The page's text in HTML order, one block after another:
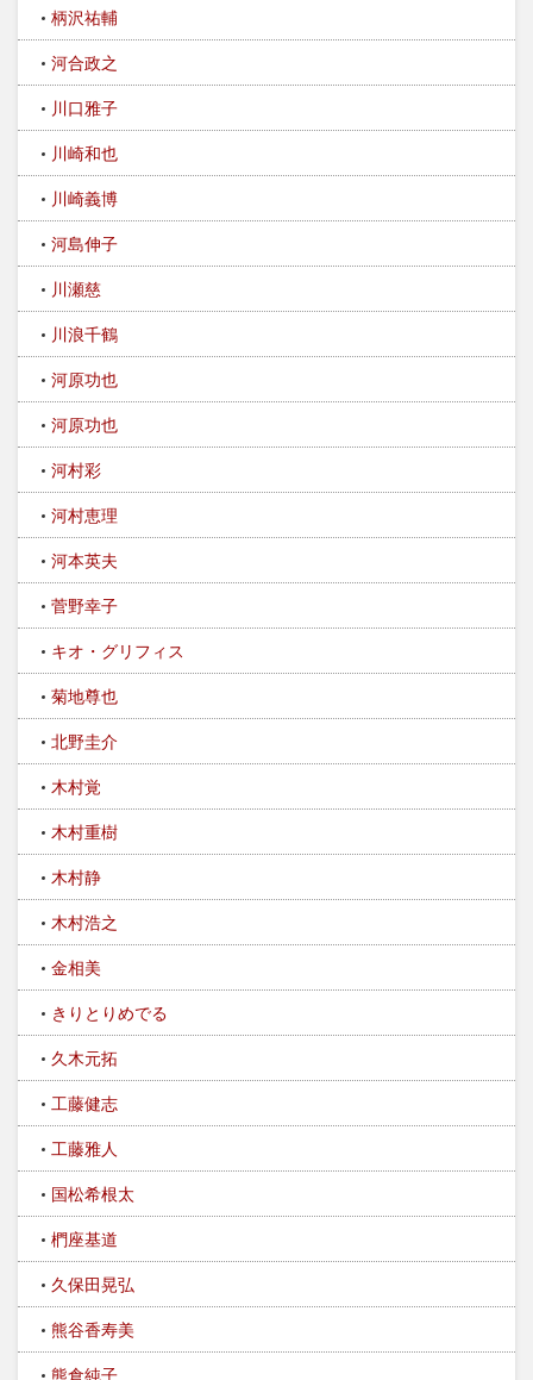
柄沢祐輔
河合政之
川口雅子
川崎和也
川崎義博
河島伸子
川瀬慈
川浪千鶴
河原功也
河原功也
河村彩
河村恵理
河本英夫
菅野幸子
キオ・グリフィス
菊地尊也
北野圭介
木村覚
木村重樹
木村静
木村浩之
金相美
きりとりめでる
久木元拓
工藤健志
工藤雅人
国松希根太
椚座基道
久保田晃弘
熊谷香寿美
熊倉純子